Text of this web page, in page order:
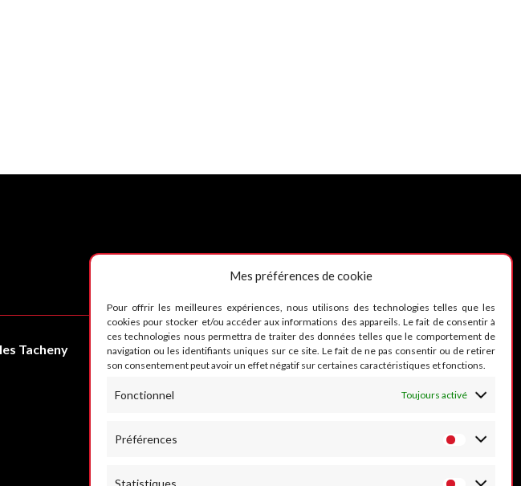
Mes préférences de cookie
Pour offrir les meilleures expériences, nous utilisons des technologies telles que les
cookies pour stocker et/ou accéder aux informations des appareils. Le fait de consentir à
ces technologies nous permettra de traiter des données telles que le comportement de
navigation ou les identifiants uniques sur ce site. Le fait de ne pas consentir ou de retirer
son consentement peut avoir un effet négatif sur certaines caractéristiques et fonctions.
Fonctionnel Toujours activé
Préférences
Statistiques
Tacheny